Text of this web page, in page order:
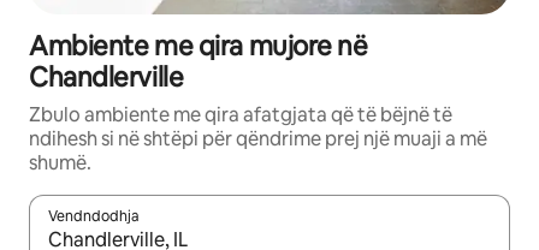
Ambiente me qira mujore në
Chandlerville
Zbulo ambiente me qira afatgjata që të bëjnë të
ndihesh si në shtëpi për qëndrime prej një muaji a më
shumë.
Vendndodhja
Kur rezultatet të jenë të disponueshme, lëviz me butonat e